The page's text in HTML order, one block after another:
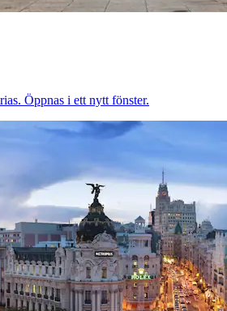
Öppnas i ett nytt fönster.